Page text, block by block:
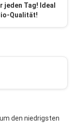
jeden Tag! Ideal
Qualität!
den niedrigsten